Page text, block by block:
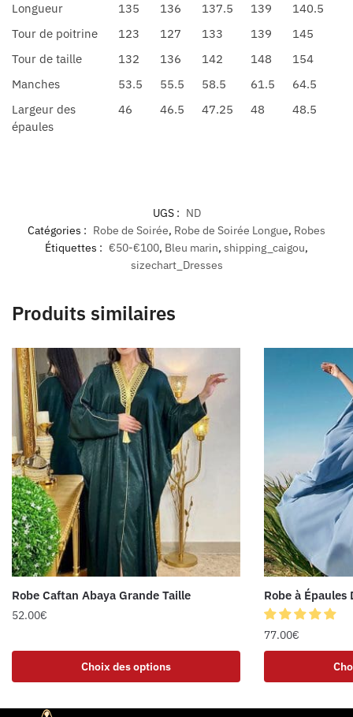
Longueur
135 136 137.5 139
140.5
Tour de poitrine
123 127 133 139
145
Tour de taille
132 136 142 148
154
Manches
53.5 55.5 58.5 61.5
64.5
Largeur des
épaules
46 46.5 47.25 48 48.5
UGS : ND
Catégories : Robe de Soirée, Robe de Soirée Longue, Robes
Étiquettes : €50-€100, Bleu marin, shipping_caigou,
sizechart_Dresses
Produits similaires
Robe Caftan Abaya Grande Taille
52.00€
Choix des options
Robe à Épaules
77.00€